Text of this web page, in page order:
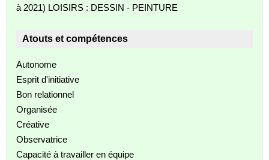
à 2021) LOISIRS : DESSIN - PEINTURE
Atouts et compétences
Autonome
Esprit d'initiative
Bon relationnel
Organisée
Créative
Observatrice
Capacité à travailler en équipe